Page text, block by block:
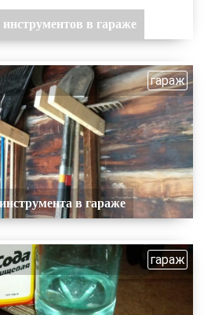
в гараже
гараж
в гараже
гараж